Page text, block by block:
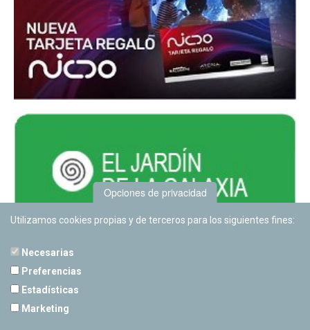
Opciones de privacidad
Utilizamos cookies propias y de terceros para los siguientes fines:
Necesarias
Preferencias
Estadísticas
Marketing